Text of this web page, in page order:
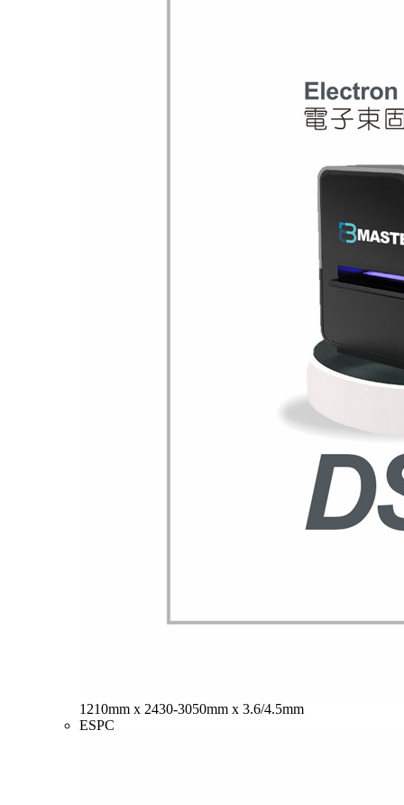
1210mm x 2430-3050mm x 3.6/4.5mm
ESPC